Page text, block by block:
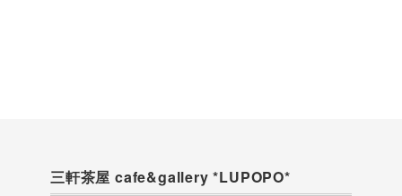
三軒茶屋 cafe&gallery *LUPOPO*